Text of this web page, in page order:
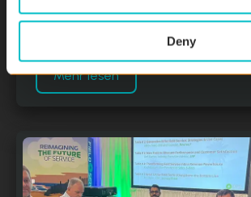
Deny
Oktober 23, 2023
Mehr lesen